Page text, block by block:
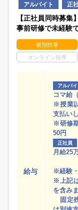
アルバイト 正
【正社員同時募
事前研修で未経験
個別指導
オンライン指導
給与
アルバイ
コマ給
※授業
支払い
※研修
50円
正社員
月給25
※経験
※上記
を含み
固定